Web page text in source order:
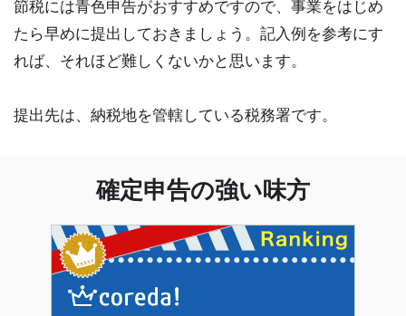
節税には青色申告がおすすめですので、事業をはじめ
たら早めに提出しておきましょう。記入例を参考にす
れば、それほど難しくないかと思います。
提出先は、納税地を管轄している税務署です。
確定申告の強い味方